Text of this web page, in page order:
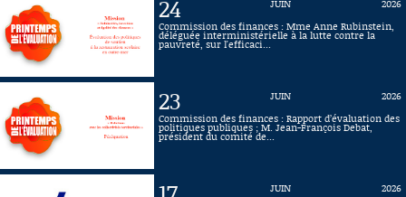
24 JUIN
2026
Commission des finances : Mme Anne Rubinstein,
déléguée interministérielle à la lutte contre la
pauvreté, sur l'efficaci...
23 JUIN
2026
Commission des finances : Rapport d’évaluation des
politiques publiques ; M. Jean-François Debat,
président du comité de...
JUIN
2026